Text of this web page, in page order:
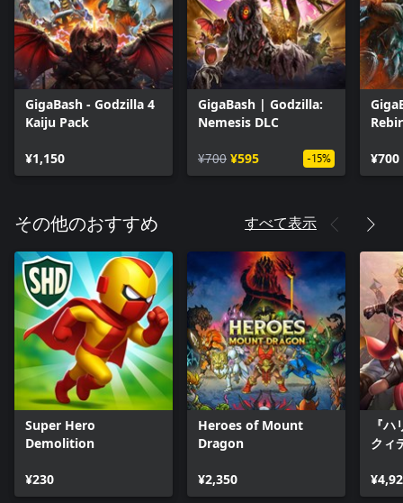
GigaBash - Godzilla 4
Kaiju Pack
¥1,150
GigaBash | Godzilla:
Nemesis DLC
¥700 ¥595 -15% ¥700
その他のおすすめ すべて表示
Super Hero
Demolition
¥230
Heroes of Mount
Dragon
¥2,350
『
クィ